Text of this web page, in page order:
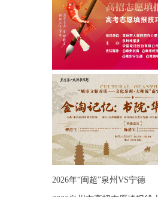
2026年“闽超”泉州VS宁德